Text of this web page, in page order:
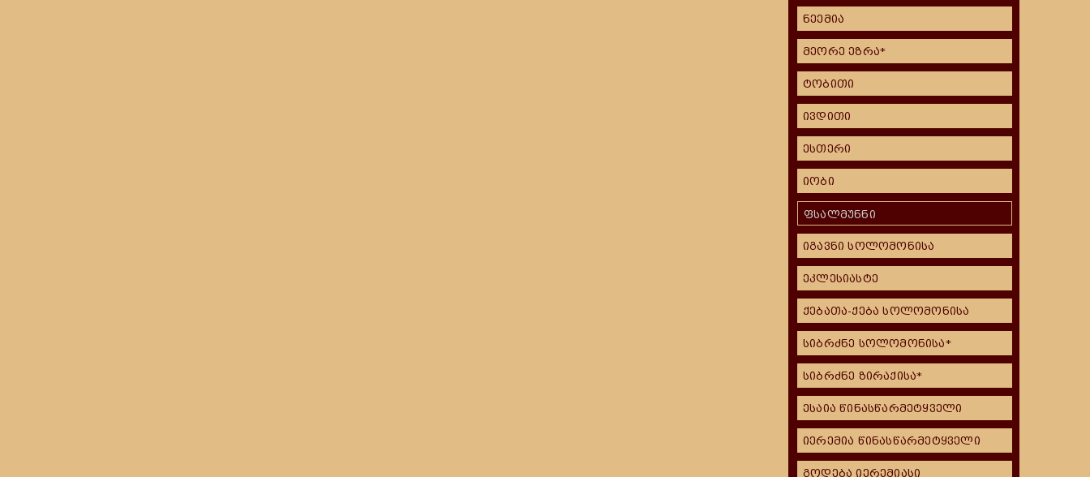
ნეემია
მეორე ეზრა*
ტობითი
ივდითი
ესთერი
იობი
ფსალმუნნი
იგავნი სოლომონისა
ეკლესიასტე
ქებათა-ქება სოლომონისა
სიბრძნე სოლომონისა*
სიბრძნე ზირაქისა*
ესაია წინასწარმეტყველი
იერემია წინასწარმეტყველი
გოდება იერემიასი